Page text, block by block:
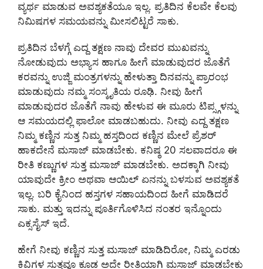
ವ್ಯರ್ಥ ಮಾಡುವ ಅವಶ್ಯಕತೆಯೂ ಇಲ್ಲ. ಪ್ರತಿದಿನ ಕೆಲವೇ ಕೆಲವು
ನಿಮಿಷಗಳ ಸಮಯವನ್ನು ಮೀಸಲಿಟ್ಟರೆ ಸಾಕು.
ಪ್ರತಿದಿನ ಬೆಳಗ್ಗೆ ಎದ್ದ ತಕ್ಷಣ ನಾವು ದೇವರ ಮುಖವನ್ನು
ನೋಡುವುದು ಅಭ್ಯಾಸ ಹಾಗೂ ಹೀಗೆ ಮಾಡುವುದರ ಜೊತೆಗೆ
ಕರವನ್ನು ಉಜ್ಜಿ ಮಂತ್ರಗಳನ್ನು ಹೇಳುತ್ತಾ ದಿನವನ್ನು ಪ್ರಾರಂಭ
ಮಾಡುವುದು ನಮ್ಮ ಸಂಸ್ಕೃತಿಯ ರೂಢಿ. ನೀವು ಹೀಗೆ
ಮಾಡುವುದರ ಜೊತೆಗೆ ನಾವು ಹೇಳುವ ಈ ಮೂರು ಟಿಪ್ಸ್ಗಳನ್ನು
ಆ ಸಮಯದಲ್ಲಿ ಫಾಲೋ ಮಾಡಬಹುದು. ನೀವು ಎದ್ದ ತಕ್ಷಣ
ನಿಮ್ಮ ಕಣ್ಣಿನ ಸುತ್ತ ನಿಮ್ಮ ಹಸ್ತದಿಂದ ಕಣ್ಣಿನ ಮೇಲೆ ಪ್ರೆಶರ್
ಹಾಕದೇನೆ ಮಸಾಜ್ ಮಾಡಬೇಕು. ಕನಿಷ್ಠ 20 ಸಲವಾದರೂ ಈ
ರೀತಿ ಕಣ್ಣುಗಳ ಸುತ್ತ ಮಸಾಜ್ ಮಾಡಬೇಕು. ಅದಕ್ಕಾಗಿ ನೀವು
ಯಾವುದೇ ಕ್ರೀಂ ಅಥವಾ ಆಯಿಲ್ ಏನನ್ನು ಬಳಸುವ ಅವಶ್ಯಕತೆ
ಇಲ್ಲ. ಬರಿ ಕೈನಿಂದ ಹಸ್ತಗಳ ಸಹಾಯದಿಂದ ಹೀಗೆ ಮಾಡಿದರೆ
ಸಾಕು. ಮತ್ತು ಇದನ್ನು ಪೂರ್ತಿಗೊಳಿಸಿದ ನಂತರ ಇನ್ನೊಂದು
ಎಕ್ಸಸೈಸ್ ಇದೆ.
ಹೇಗೆ ನೀವು ಕಣ್ಣಿನ ಸುತ್ತ ಮಸಾಜ್ ಮಾಡಿದಿರೋ, ನಿಮ್ಮ ಎರಡು
ಕಿವಿಗಳ ಸುತ್ತವೂ ಕೂಡ ಅದೇ ರೀತಿಯಾಗಿ ಮಸಾಜ್ ಮಾಡಬೇಕು